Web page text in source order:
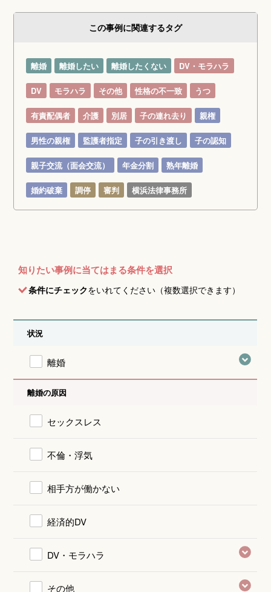
この事例に関連するタグ
離婚 離婚したい 離婚したくない DV・モラハラ
DV モラハラ その他 性格の不一致 うつ
有責配偶者 介護 別居 子の連れ去り 親権
男性の親権 監護者指定 子の引き渡し 子の認知
親子交流（面会交流） 年金分割 熟年離婚
婚約破棄 調停 審判 横浜法律事務所
知りたい事例に当てはまる条件を選択
条件にチェックをいれてください（複数選択できます）
状況
離婚
離婚の原因
セックスレス
不倫・浮気
相手方が働かない
経済的DV
DV・モラハラ
その他